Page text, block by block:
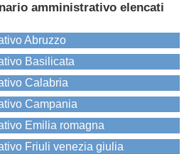
amministrativo elencati
Abruzzo
Basilicata
Calabria
Campania
Emilia romagna
Friuli venezia giulia